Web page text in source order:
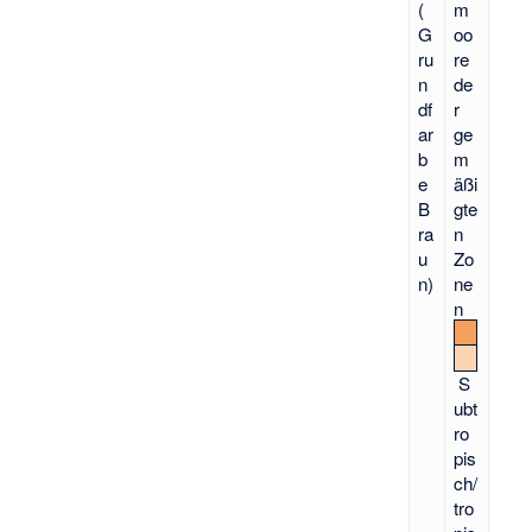
(
G
ru
n
df
ar
b
e
B
ra
u
n)
m
oo
re
de
r
ge
m
äßi
gte
n
Zo
ne
n
S
ubt
ro
pis
ch/
tro